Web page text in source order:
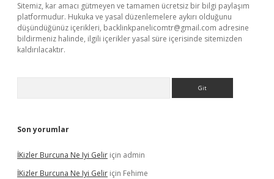
Sitemiz, kar amacı gütmeyen ve tamamen ücretsiz bir bilgi paylaşım
platformudur. Hukuka ve yasal düzenlemelere aykırı olduğunu
düşündüğünüz içerikleri, backlinkpanelicomtr@gmail.com adresine
bildirmeniz halinde, ilgili içerikler yasal süre içerisinde sitemizden
kaldırılacaktır.
Son yorumlar
İKizler Burcuna Ne Iyi Gelir için admin
İKizler Burcuna Ne Iyi Gelir için Fehime